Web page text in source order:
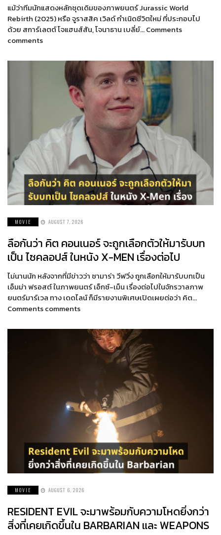
แม้ว่าทีมนักแสดงหลักชุดเดิมของภาพยนตร์ Jurassic World
Rebirth (2025) หรือ จูราสสิค เวิลด์ กำเนิดชีวิตใหม่ ที่ประกอบไป
ด้วย สการ์เลตต์ โจแฮนส์สัน, โจนาธาน เบลี่ย์… Comments
comments
MOVIE AUGUST 7, 2026
ลือกันว่า คิต คอนเนอร์ จะถูกเลือกตัวให้มารับบท
เป็น ไซคลอปส์ ในหนัง X-MEN เรื่องต่อไป
ไม่นานนัก หลังจากที่มีข่าวว่า ซามาร่า วีฟวิ่ง ถูกเลือกให้มารับบทเป็น
เอ็มม่า ฟรอสต์ ในภาพยนตร์ เอ็กซ์-เม็น เรื่องต่อไปในจักรวาลภาพ
ยนตร์มาร์เวล ทาง เดดไลน์ ก็มีรายงานพิเศษเปิดเผยต่อว่า คิต…
Comments comments
MOVIE AUGUST 6, 2026
RESIDENT EVIL จะมาพร้อมกับความโหดยิ่งกว่า
สิ่งที่เคยเกิดขึ้นใน BARBARIAN และ WEAPONS